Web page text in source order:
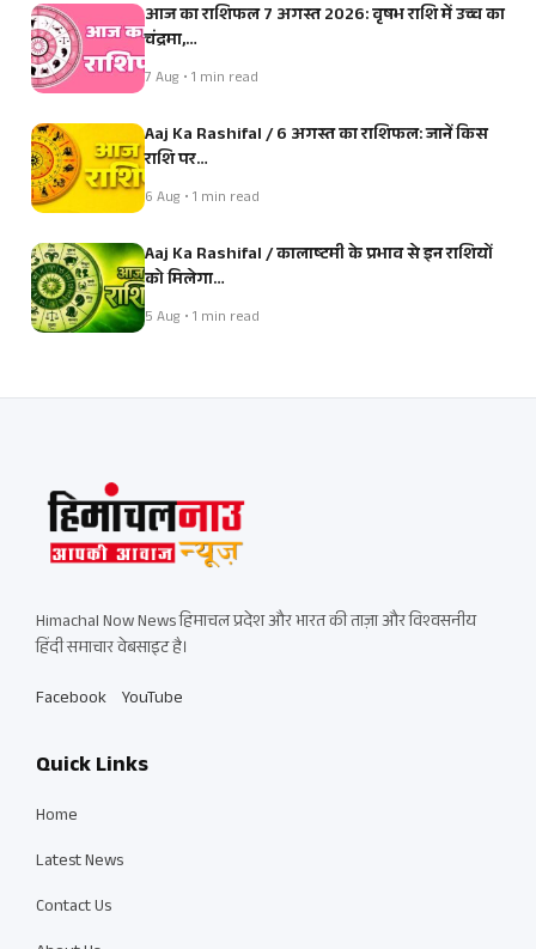
आज का राशिफल 7 अगस्त 2026: वृषभ राशि में उच्च का
चंद्रमा,…
7 Aug • 1 min read
Aaj Ka Rashifal / 6 अगस्त का राशिफल: जानें किस
राशि पर…
6 Aug • 1 min read
Aaj Ka Rashifal / कालाष्टमी के प्रभाव से इन राशियों
को मिलेगा…
5 Aug • 1 min read
Himachal Now News हिमाचल प्रदेश और भारत की ताज़ा और विश्वसनीय
हिंदी समाचार वेबसाइट है।
Facebook YouTube
Quick Links
Home
Latest News
Contact Us